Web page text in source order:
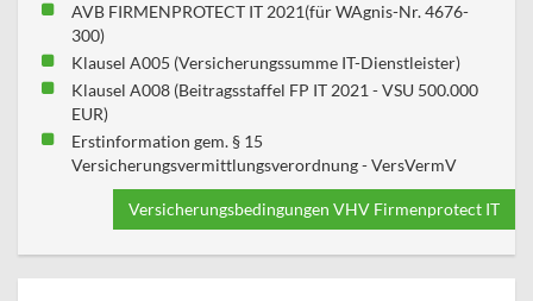
AVB FIRMENPROTECT IT 2021(für WAgnis-Nr. 4676-
300)
Klausel A005 (Versicherungssumme IT-Dienstleister)
Klausel A008 (Beitragsstaffel FP IT 2021 - VSU 500.000
EUR)
Erstinformation gem. § 15
Versicherungsvermittlungsverordnung - VersVermV
Versicherungsbedingungen VHV Firmenprotect IT